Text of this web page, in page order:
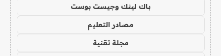
باك لينك وجيست بوست
مصادر التعليم
مجلة تقنية